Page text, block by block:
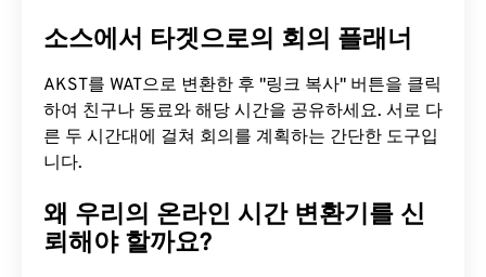
소스에서 타겟으로의 회의 플래너
AKST를 WAT으로 변환한 후 "링크 복사" 버튼을 클릭
하여 친구나 동료와 해당 시간을 공유하세요. 서로 다
른 두 시간대에 걸쳐 회의를 계획하는 간단한 도구입
니다.
왜 우리의 온라인 시간 변환기를 신
뢰해야 할까요?